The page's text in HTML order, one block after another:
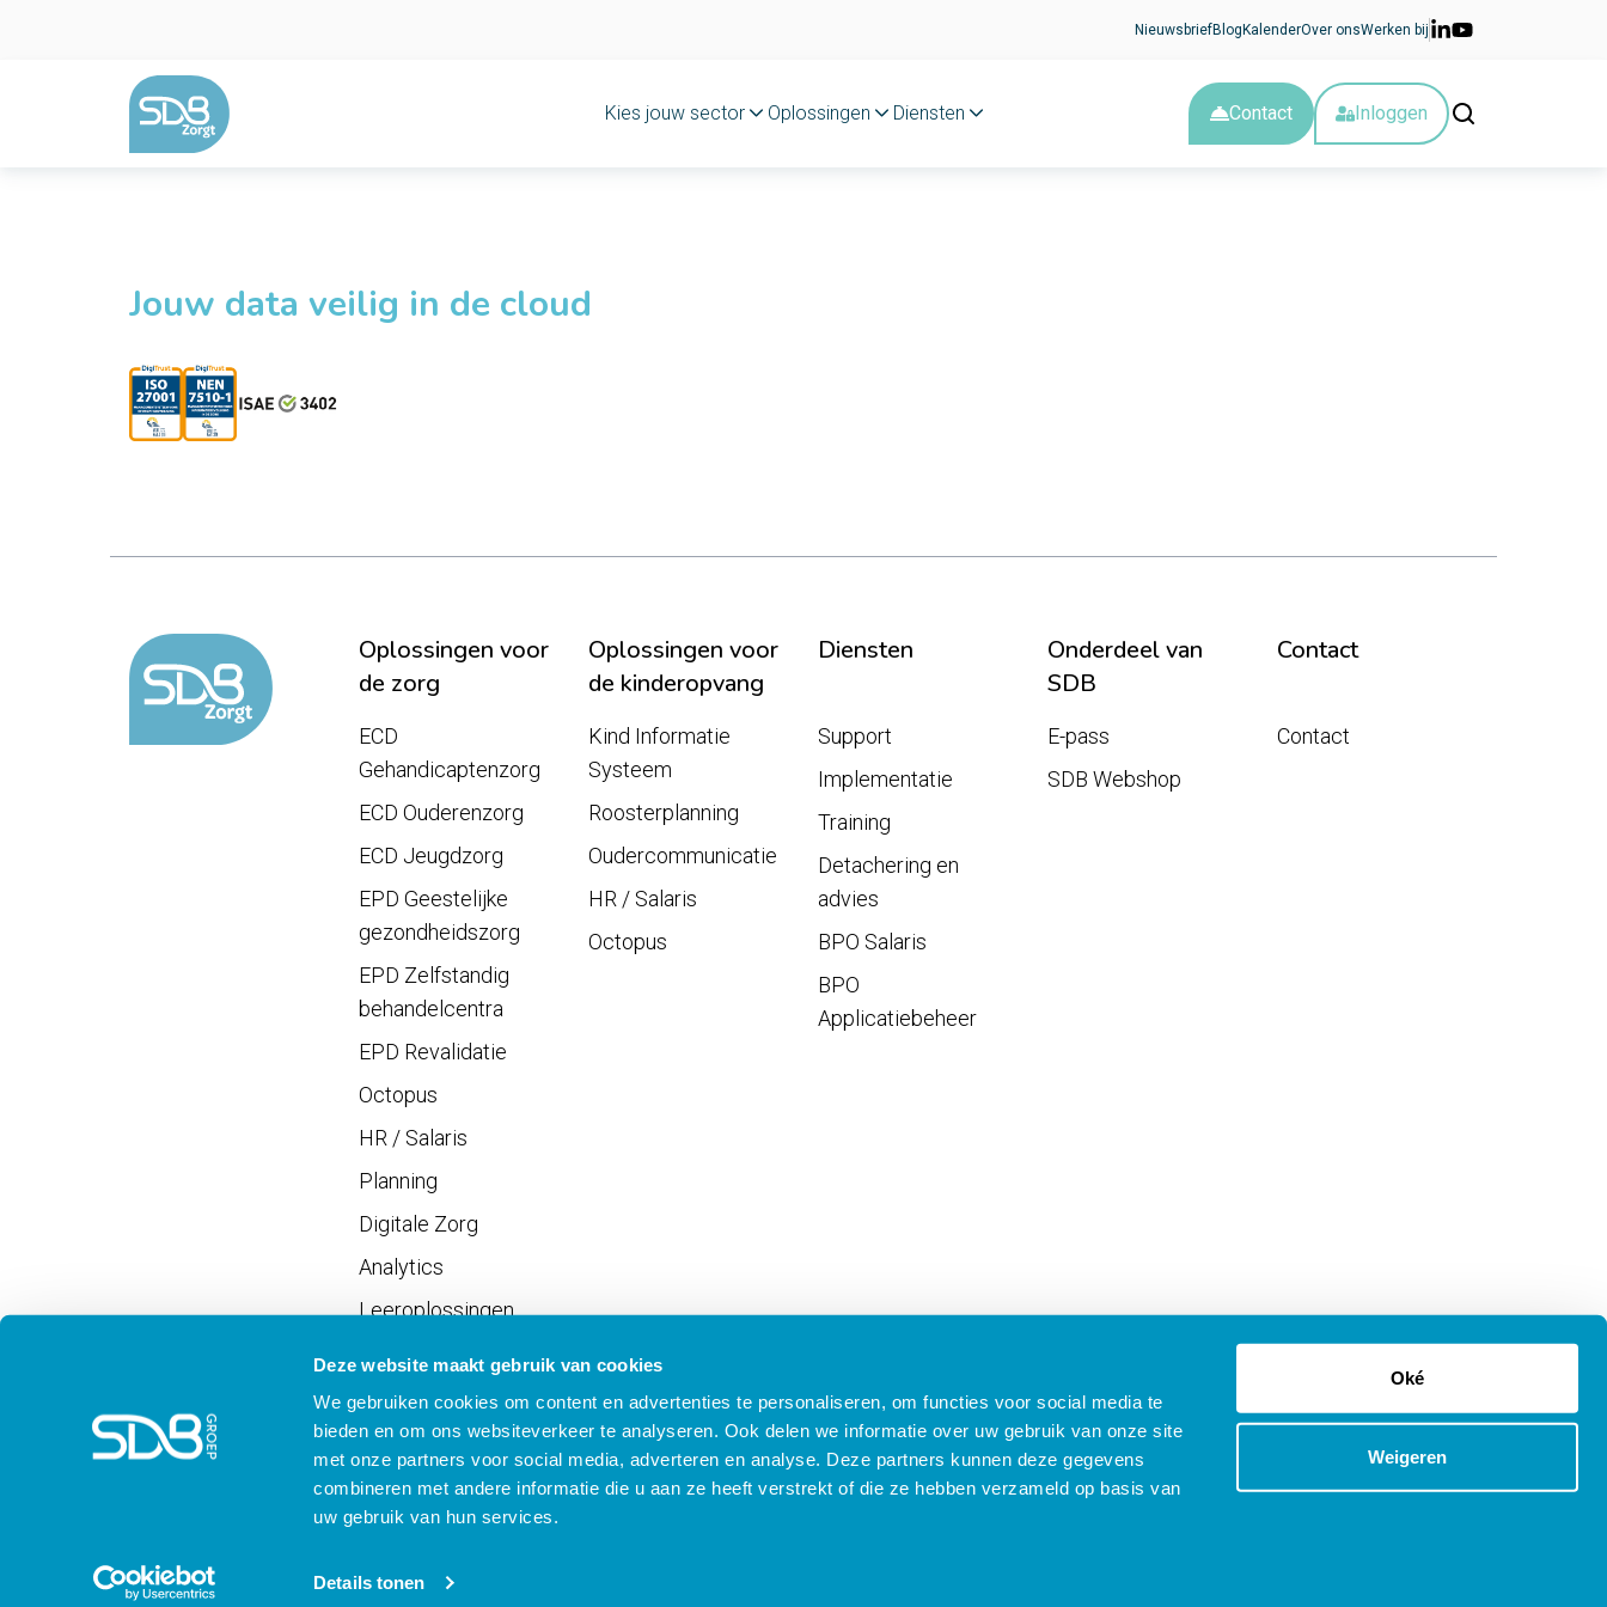
Deze website maakt gebruik van cookies
We gebruiken cookies om content en advertenties te personaliseren, om functies voor social media te
bieden en om ons websiteverkeer te analyseren. Ook delen we informatie over uw gebruik van onze site
met onze partners voor social media, adverteren en analyse. Deze partners kunnen deze gegevens
combineren met andere informatie die u aan ze heeft verstrekt of die ze hebben verzameld op basis van
uw gebruik van hun services.
Details tonen
Oké
Weigeren
NieuwsbriefBlog KalenderOver onsWerken bij
Kies jouw sector Oplossingen Diensten Contact Inloggen
Jouw data veilig in de cloud
Oplossingen voor
de zorg
Oplossingen voor
de kinderopvang
Diensten
Onderdeel van
SDB
Contact
ECD
Gehandicaptenzorg
ECD Ouderenzorg
ECD Jeugdzorg
EPD Geestelijke
gezondheidszorg
EPD Zelfstandig
behandelcentra
EPD Revalidatie
Octopus
HR / Salaris
Planning
Digitale Zorg
Analytics
Leeroplossingen
Vrijwilligersportaal
Kind Informatie
Systeem
Roosterplanning
Oudercommunicatie
HR / Salaris
Octopus
Support
Implementatie
Training
Detachering en
advies
BPO Salaris
BPO
Applicatiebeheer
E-pass
SDB Webshop
Contact
Meld je aan voor SDB Nieuws